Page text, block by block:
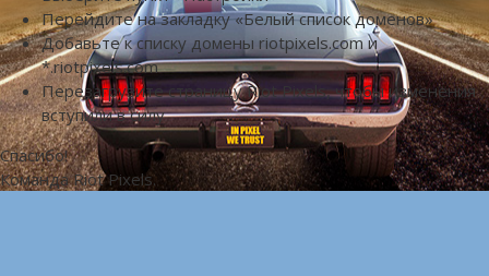
Перейдите на закладку «Белый список доменов»
Добавьте к списку домены riotpixels.com и
*.riotpixels.com
Перезагрузите страницу Riot Pixels, чтобы изменения
вступили в силу
Спасибо!
Команда Riot Pixels.